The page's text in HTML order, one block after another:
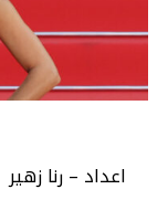
اعداد – رنا زهير